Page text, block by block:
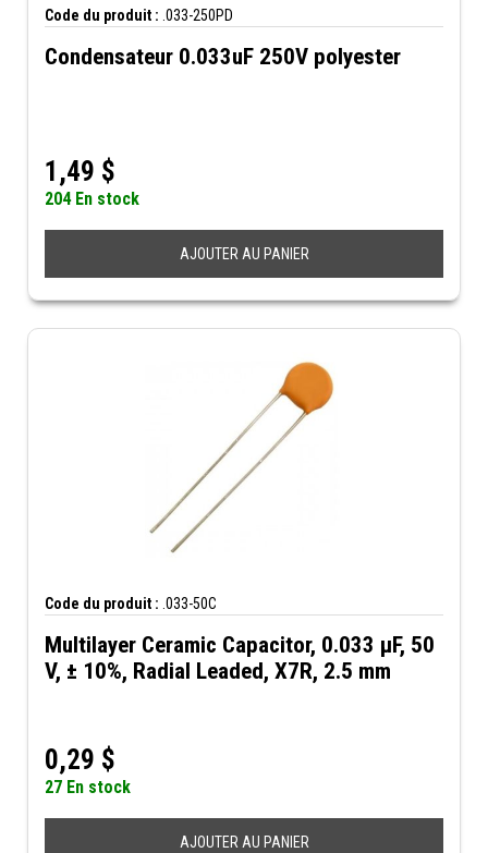
Code du produit : .033-250PD
Condensateur 0.033uF 250V polyester
1,49 $
204 En stock
AJOUTER AU PANIER
Code du produit : .033-50C
Multilayer Ceramic Capacitor, 0.033 µF, 50
V, ± 10%, Radial Leaded, X7R, 2.5 mm
0,29 $
27 En stock
AJOUTER AU PANIER